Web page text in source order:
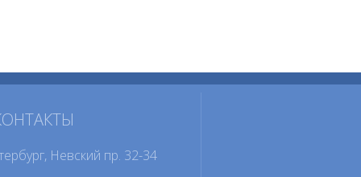
Невский пр. 32-34